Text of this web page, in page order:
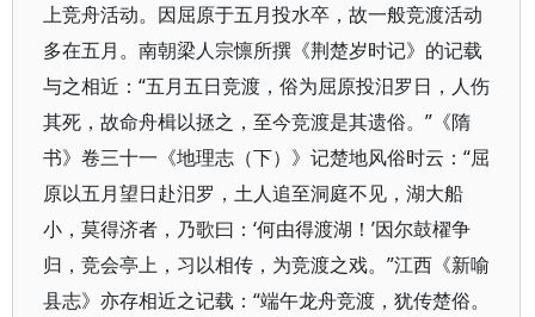
上竞舟活动。因屈原于五月投水卒，故一般竞渡活动
多在五月。南朝梁人宗懔所撰《荆楚岁时记》的记载
与之相近：“五月五日竞渡，俗为屈原投汨罗日，人伤
其死，故命舟楫以拯之，至今竞渡是其遗俗。”《隋
书》卷三十一《地理志（下）》记楚地风俗时云：“屈
原以五月望日赴汨罗，土人追至洞庭不见，湖大船
小，莫得济者，乃歌曰：‘何由得渡湖！’因尔鼓櫂争
归，竞会亭上，习以相传，为竞渡之戏。”江西《新喻
县志》亦存相近之记载：“端午龙舟竞渡，犹传楚俗。